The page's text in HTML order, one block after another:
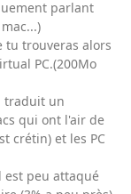
parlant
tu trouveras alors
PC.(200Mo
traduit un
qui ont l'air de
crétin) et les PC
est peu attaqué